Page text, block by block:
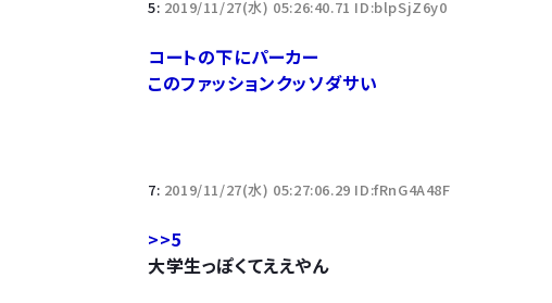
5: 2019/11/27(水) 05:26:40.71 ID:blpSjZ6y0
コートの下にパーカー
このファッションクッソダサい
7: 2019/11/27(水) 05:27:06.29 ID:fRnG4A48F
>>5
大学生っぽくてええやん